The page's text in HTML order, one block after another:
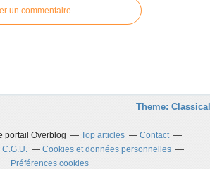
un commentaire
Theme:
portail Overblog Top articles
Contact
C.G.U.
Cookies et données personnelles
Préférences cookies